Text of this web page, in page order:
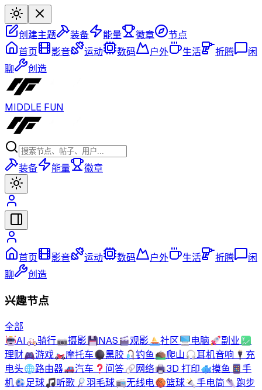
创建主题 装备 能量 徽章
节点
首页
影音 运动 数码 户外 生活 折腾
闲
聊
创造
MIDDLE FUN
装备 能量 徽章
首页 影音 运动 数码 户外 生活 折腾
闲
聊
创造
兴趣节点
全部
🤖AI🚲骑行📷摄影💾NAS🎬观影⛵社区🖥️电脑🚀副业💹
理财🎮游戏🏍️摩托车⚫黑胶 🎣钓鱼⛰️爬山🎧耳机音响 🔌 充
电头🌐路由器🚗汽车 ❓ 问答🔗网络🖨️3D 打印🐟摸鱼 📱手
机⚽足球🎵听歌 🏸羽毛球📻无线电🏀篮球🔦手电筒👟跑步